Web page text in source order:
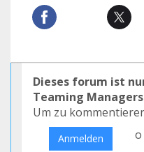
Dieses forum ist
Teaming
Um zu
Anmelden o